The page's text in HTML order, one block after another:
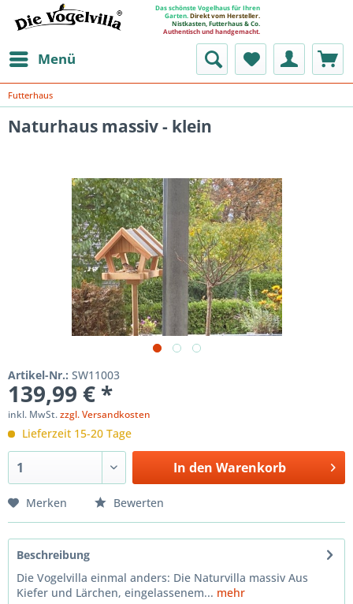
Das schönste Vogelhaus für Ihren
Garten. Direkt vom Hersteller.
Nistkasten, Futterhaus & Co.
Authentisch und handgemacht.
Menü
Futterhaus
Naturhaus massiv - klein
Artikel-Nr.: SW11003
139,99 € *
inkl. MwSt.zzgl. Versandkosten
Lieferzeit 15-20 Tage
In den Warenkorb
Merken Bewerten
Beschreibung
Die Vogelvilla einmal anders: Die Naturvilla massiv Aus
Kiefer und Lärchen, eingelassenem... mehr